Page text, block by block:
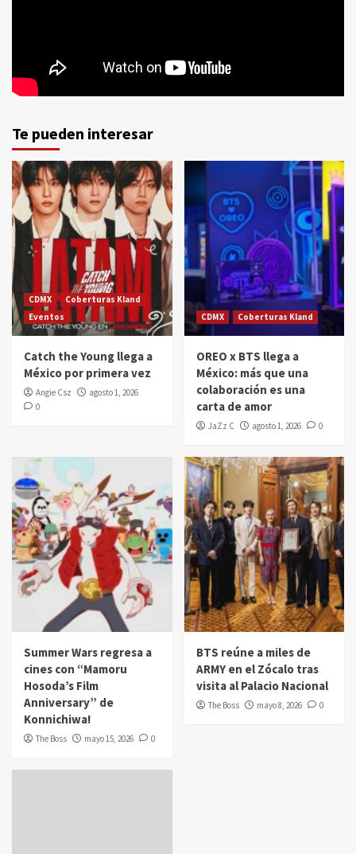
Te pueden interesar
CDMX
Coberturas Kland
Eventos
Catch the Young llega a
México por primera vez
Angie Csz
agosto 1, 2026
0
CDMX Coberturas Kland
OREO x BTS llega a
México: más que una
colaboración es una
carta de amor
JaZz C agosto 1, 2026 0
Summer Wars regresa a
cines con “Mamoru
Hosoda’s Film
Anniversary” de
Konnichiwa!
The Boss mayo 15, 2026 0
BTS reúne a miles de
ARMY en el Zócalo tras
visita al Palacio Nacional
The Boss mayo 8, 2026 0